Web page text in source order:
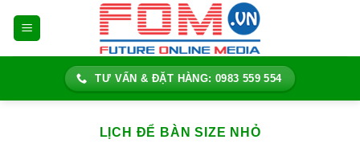
TƯ VẤN & ĐẶT HÀNG: 0983 559 554
LỊCH ĐỂ BÀN SIZE NHỎ